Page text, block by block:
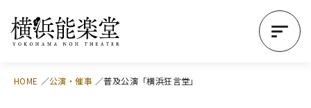
HOME 公演・催事 普及公演「横浜狂言堂」